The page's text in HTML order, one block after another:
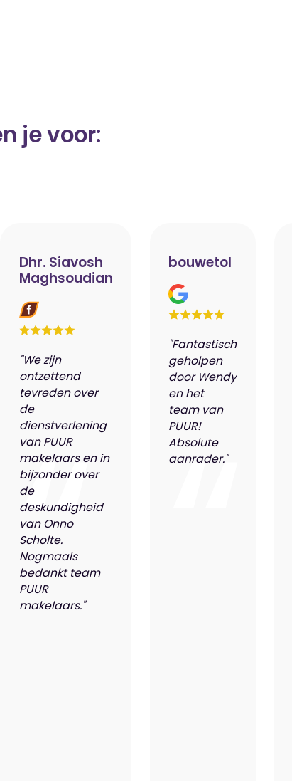
je voor:
Dhr. Siavosh
Maghsoudian
"We zijn
ontzettend
tevreden over
de
dienstverlening
van PUUR
makelaars en in
bijzonder over
de
deskundigheid
van Onno
Scholte.
Nogmaals
bedankt team
PUUR
makelaars."
bouwetol
"Fantastisch
geholpen
door Wendy
en het
team van
PUUR!
Absolute
aanrader."